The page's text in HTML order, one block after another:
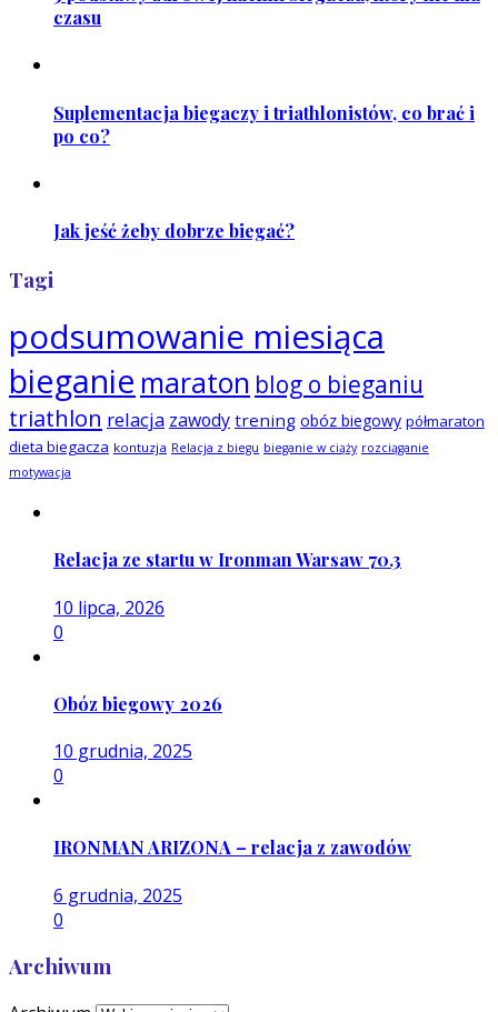
czasu
Suplementacja biegaczy i triathlonistów, co brać i
po co?
Jak jeść żeby dobrze biegać?
Tagi
podsumowanie miesiąca
bieganie maraton blog o bieganiu
triathlon relacja zawody trening obóz biegowy półmaraton
dieta biegacza kontuzja Relacja z biegu bieganie w ciąży rozciąganie
motywacja
Relacja ze startu w Ironman Warsaw 70.3
10 lipca, 2026
0
Obóz biegowy 2026
10 grudnia, 2025
0
IRONMAN ARIZONA – relacja z zawodów
6 grudnia, 2025
0
Archiwum